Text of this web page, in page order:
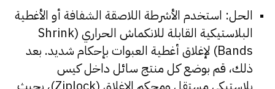
الحل: استخدم الأشرطة اللاصقة الشفافة أو الأغطية
البلاستيكية القابلة للانكماش الحراري (Shrink
Bands) لإغلاق أغطية العبوات بإحكام شديد. بعد
ذلك، قم بوضع كل منتج سائل داخل كيس